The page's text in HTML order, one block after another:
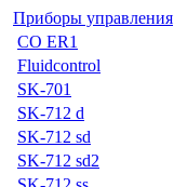
Приборы управления
CO ER1
Fluidcontrol
SK-701
SK-712 d
SK-712 sd
SK-712 sd2